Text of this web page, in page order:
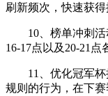
刷新频次，快速获
10、榜单冲刺活
16-17点以及20-21点
11、优化冠军杯
规则的行为，在下